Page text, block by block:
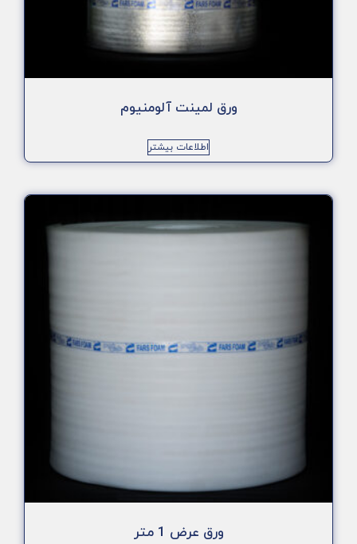
ورق لمینت آلومنیوم
اطلاعات بیشتر
ورق عرض 1 متر